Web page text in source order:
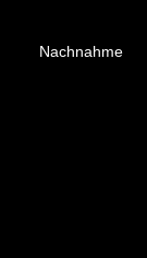
Nachnahme